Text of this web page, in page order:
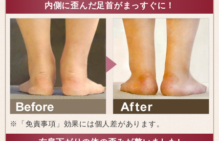
内側に歪んだ足首がまっすぐに！
※「免責事項」効果には個人差があります。